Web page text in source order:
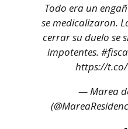
Todo era un
se medicalizaron.
cerrar su duelo se
impotentes.
https://t.co/
— Marea